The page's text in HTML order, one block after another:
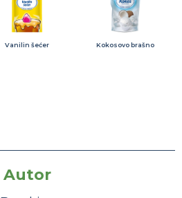
Vanilin šećer Kokosovo brašno
Autor